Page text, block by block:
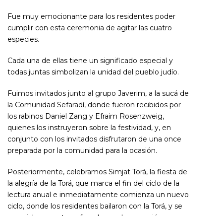
Fue muy emocionante para los residentes poder
cumplir con esta ceremonia de agitar las cuatro
especies.
Cada una de ellas tiene un significado especial y
todas juntas simbolizan la unidad del pueblo judío.
Fuimos invitados junto al grupo Javerim, a la sucá de
la Comunidad Sefaradí, donde fueron recibidos por
los rabinos Daniel Zang y Efraim Rosenzweig,
quienes los instruyeron sobre la festividad, y, en
conjunto con los invitados disfrutaron de una once
preparada por la comunidad para la ocasión.
Posteriormente, celebramos Simjat Torá, la fiesta de
la alegría de la Torá, que marca el fin del ciclo de la
lectura anual e inmediatamente comienza un nuevo
ciclo, donde los residentes bailaron con la Torá, y se